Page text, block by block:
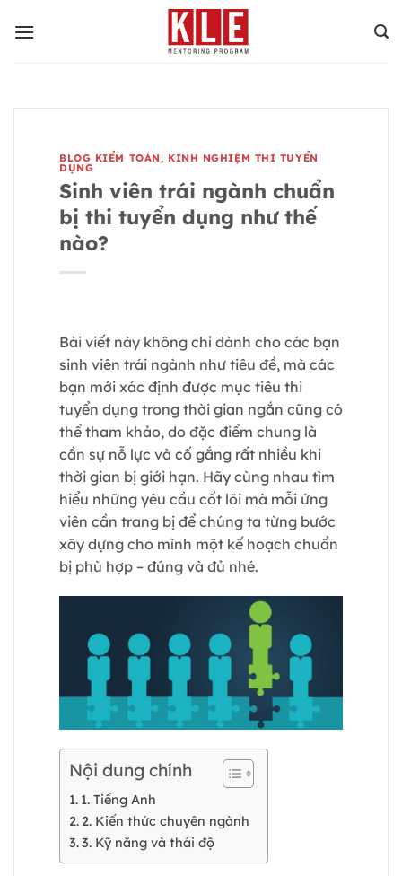
qua
BLOG KIỂM TOÁN, KINH NGHIỆM THI TUYỂN
DỤNG
Sinh viên trái ngành chuẩn
bị thi tuyển dụng như thế
nào?
Bài viết này không chỉ dành cho các bạn
sinh viên trái ngành như tiêu đề, mà các
bạn mới xác định được mục tiêu thi
tuyển dụng trong thời gian ngắn cũng có
thể tham khảo, do đặc điểm chung là
cần sự nỗ lực và cố gắng rất nhiều khi
thời gian bị giới hạn. Hãy cùng nhau tìm
hiểu những yêu cầu cốt lõi mà mỗi ứng
viên cần trang bị để chúng ta từng bước
xây dựng cho mình một kế hoạch chuẩn
bị phù hợp – đúng và đủ nhé.
Nội dung chính
1. Tiếng Anh
2. Kiến thức chuyên ngành
3. Kỹ năng và thái độ